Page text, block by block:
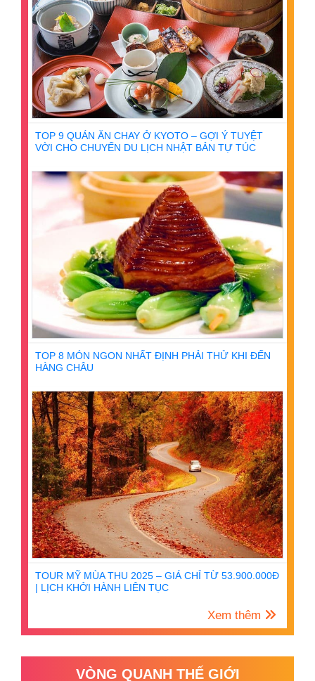
TOP 9 QUÁN ĂN CHAY Ở KYOTO – GỢI Ý TUYỆT
VỜI CHO CHUYẾN DU LỊCH NHẬT BẢN TỰ TÚC
TOP 8 MÓN NGON NHẤT ĐỊNH PHẢI THỬ KHI ĐẾN
HÀNG CHÂU
TOUR MỸ MÙA THU 2025 – GIÁ CHỈ TỪ 53.900.000Đ
| LỊCH KHỞI HÀNH LIÊN TỤC
Xem thêm
VÒNG QUANH THẾ GIỚI